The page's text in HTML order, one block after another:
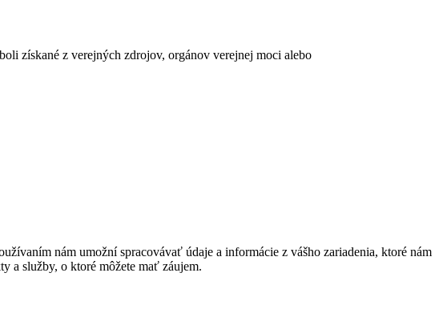
získané z verejných zdrojov, orgánov verejnej moci alebo
nám umožní spracovávať údaje a informácie z vášho zariadenia, ktoré nám
a služby, o ktoré môžete mať záujem.